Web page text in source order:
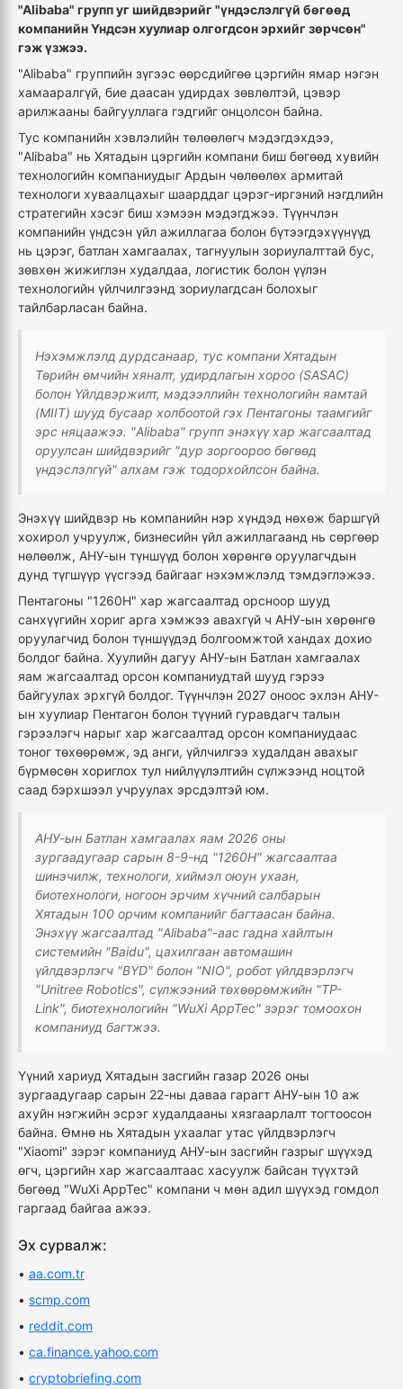
"Alibaba" групп уг шийдвэрийг "үндэслэлгүй бөгөөд
компанийн Үндсэн хуулиар олгогдсон эрхийг зөрчсөн"
гэж үзжээ.
"Alibaba" группийн зүгээс өөрсдийгөө цэргийн ямар нэгэн
хамааралгүй, бие даасан удирдах зөвлөлтэй, цэвэр
арилжааны байгууллага гэдгийг онцолсон байна.
Тус компанийн хэвлэлийн төлөөлөгч мэдэгдэхдээ,
"Alibaba" нь Хятадын цэргийн компани биш бөгөөд хувийн
технологийн компаниудыг Ардын чөлөөлөх армитай
технологи хуваалцахыг шаарддаг цэрэг-иргэний нэгдлийн
стратегийн хэсэг биш хэмээн мэдэгджээ. Түүнчлэн
компанийн үндсэн үйл ажиллагаа болон бүтээгдэхүүнүүд
нь цэрэг, батлан хамгаалах, тагнуулын зориулалттай бус,
зөвхөн жижиглэн худалдаа, логистик болон үүлэн
технологийн үйлчилгээнд зориулагдсан болохыг
тайлбарласан байна.
Нэхэмжлэлд дурдсанаар, тус компани Хятадын
Төрийн өмчийн хяналт, удирдлагын хороо (SASAC)
болон Үйлдвэржилт, мэдээллийн технологийн яамтай
(MIIT) шууд бусаар холбоотой гэх Пентагоны таамгийг
эрс няцаажээ. "Alibaba" групп энэхүү хар жагсаалтад
оруулсан шийдвэрийг "дур зоргоороо бөгөөд
үндэслэлгүй" алхам гэж тодорхойлсон байна.
Энэхүү шийдвэр нь компанийн нэр хүндэд нөхөж баршгүй
хохирол учруулж, бизнесийн үйл ажиллагаанд нь сөргөөр
нөлөөлж, АНУ-ын түншүүд болон хөрөнгө оруулагчдын
дунд түгшүүр үүсгээд байгааг нэхэмжлэлд тэмдэглэжээ.
Пентагоны "1260H" хар жагсаалтад орсноор шууд
санхүүгийн хориг арга хэмжээ авахгүй ч АНУ-ын хөрөнгө
оруулагчид болон түншүүдэд болгоомжтой хандах дохио
болдог байна. Хуулийн дагуу АНУ-ын Батлан хамгаалах
яам жагсаалтад орсон компаниудтай шууд гэрээ
байгуулах эрхгүй болдог. Түүнчлэн 2027 оноос эхлэн АНУ-
ын хуулиар Пентагон болон түүний гуравдагч талын
гэрээлэгч нарыг хар жагсаалтад орсон компаниудаас
тоног төхөөрөмж, эд анги, үйлчилгээ худалдан авахыг
бүрмөсөн хориглох тул нийлүүлэлтийн сүлжээнд ноцтой
саад бэрхшээл учруулах эрсдэлтэй юм.
АНУ-ын Батлан хамгаалах яам 2026 оны
зургаадугаар сарын 8-9-нд "1260H" жагсаалтаа
шинэчилж, технологи, хиймэл оюун ухаан,
биотехнологи, ногоон эрчим хүчний салбарын
Хятадын 100 орчим компанийг багтаасан байна.
Энэхүү жагсаалтад "Alibaba"-аас гадна хайлтын
системийн "Baidu", цахилгаан автомашин
үйлдвэрлэгч "BYD" болон "NIO", робот үйлдвэрлэгч
"Unitree Robotics", сүлжээний төхөөрөмжийн "TP-
Link", биотехнологийн "WuXi AppTec" зэрэг томоохон
компаниуд багтжээ.
Үүний хариуд Хятадын засгийн газар 2026 оны
зургаадугаар сарын 22-ны даваа гарагт АНУ-ын 10 аж
ахуйн нэгжийн эсрэг худалдааны хязгаарлалт тогтоосон
байна. Өмнө нь Хятадын ухаалаг утас үйлдвэрлэгч
"Xiaomi" зэрэг компаниуд АНУ-ын засгийн газрыг шүүхэд
өгч, цэргийн хар жагсаалтаас хасуулж байсан түүхтэй
бөгөөд "WuXi AppTec" компани ч мөн адил шүүхэд гомдол
гаргаад байгаа ажээ.
Эх сурвалж:
• aa.com.tr
• scmp.com
• reddit.com
• ca.finance.yahoo.com
• cryptobriefing.com